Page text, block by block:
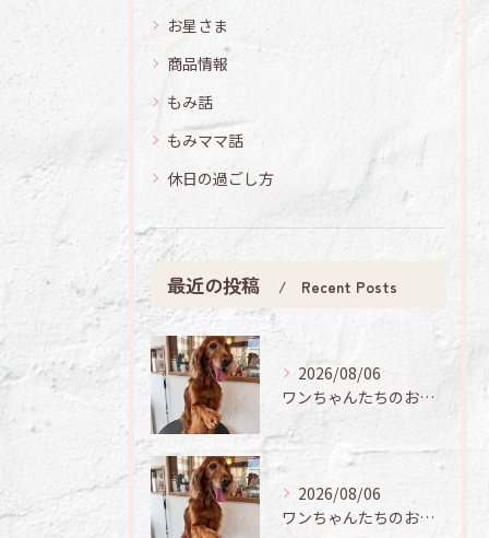
お星さま
商品情報
もみ話
もみママ話
休日の過ごし方
最近の投稿 Recent Posts
2026/08/06
ワンちゃんたちのお手入れ日記🐶✨
2026/08/06
ワンちゃんたちのお手入れ日記🐶✨